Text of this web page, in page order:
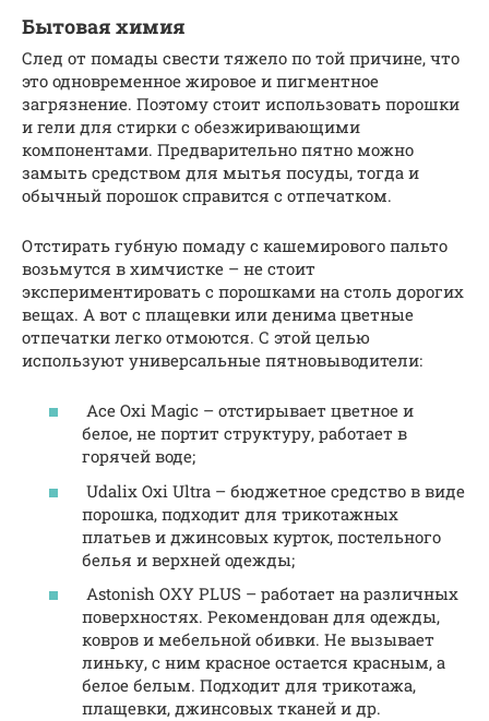
Бытовая химия
След от помады свести тяжело по той причине, что
это одновременное жировое и пигментное
загрязнение. Поэтому стоит использовать порошки
и гели для стирки с обезжиривающими
компонентами. Предварительно пятно можно
замыть средством для мытья посуды, тогда и
обычный порошок справится с отпечатком.
Отстирать губную помаду с кашемирового пальто
возьмутся в химчистке – не стоит
экспериментировать с порошками на столь дорогих
вещах. А вот с плащевки или денима цветные
отпечатки легко отмоются. С этой целью
используют универсальные пятновыводители:
Ace Oxi Magic – отстирывает цветное и
белое, не портит структуру, работает в
горячей воде;
Udalix Oxi Ultra – бюджетное средство в виде
порошка, подходит для трикотажных
платьев и джинсовых курток, постельного
белья и верхней одежды;
Astonish OXY PLUS – работает на различных
поверхностях. Рекомендован для одежды,
ковров и мебельной обивки. Не вызывает
линьку, с ним красное остается красным, а
белое белым. Подходит для трикотажа,
плащевки, джинсовых тканей и др.